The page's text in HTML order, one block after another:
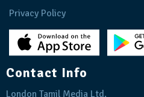
Privacy Policy
Contact Info
London Tamil Media Ltd.